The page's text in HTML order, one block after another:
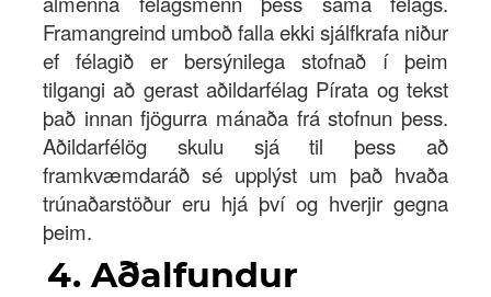
Framangreind umboð falla ekki sjálfkrafa niður
ef félagið er bersýnilega stofnað í þeim
tilgangi að gerast aðildarfélag Pírata og tekst
það innan fjögurra mánaða frá stofnun þess.
Aðildarfélög skulu sjá til þess að
framkvæmdaráð sé upplýst um það hvaða
trúnaðarstöður eru hjá því og hverjir gegna
þeim.
4. Aðalfundur